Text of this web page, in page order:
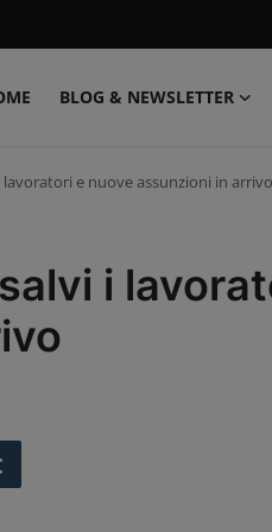
BLOG & NEWSLETTER
lavoratori e nuove assunzioni in arrivo
i